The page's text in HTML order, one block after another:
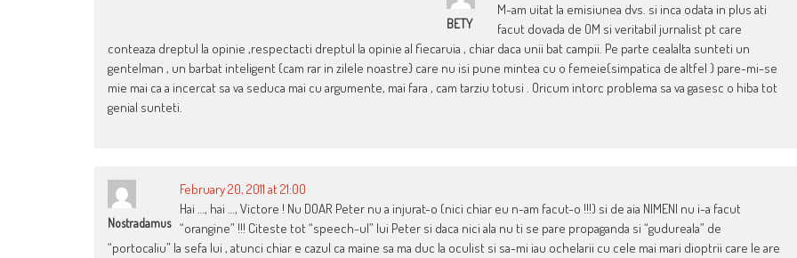
BETY
M-am uitat la emisiunea dvs. si inca odata in plus ati
facut dovada de OM si veritabil jurnalist pt care
conteaza dreptul la opinie ,respectacti dreptul la opinie al fiecaruia , chiar daca unii bat campii. Pe parte cealalta sunteti un
gentelman , un barbat inteligent {cam rar in zilele noastre} care nu isi pune mintea cu o femeie{simpatica de altfel } pare-mi-se
mie mai ca a incercat sa va seduca mai cu argumente, mai fara , cam tarziu totusi . Oricum intorc problema sa va gasesc o hiba tot
genial sunteti.
Nostradamus
February 20, 2011 at 21:00
Hai …, hai …, Victore ! Nu DOAR Peter nu a injurat-o (nici chiar eu n-am facut-o !!!) si de aia NIMENI nu i-a facut
“orangine” !!! Citeste tot “speech-ul” lui Peter si daca nici ala nu ti se pare propaganda si “gudureala” de
“portocaliu” la sefa lui , atunci chiar e cazul ca maine sa ma duc la oculist si sa-mi iau ochelarii cu cele mai mari dioptrii care le are